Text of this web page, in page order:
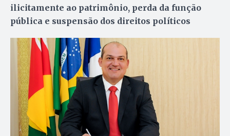
ilicitamente ao patrimônio, perda da função
pública e suspensão dos direitos políticos